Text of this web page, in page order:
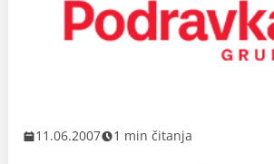
11.06.2007 1 min čitanja